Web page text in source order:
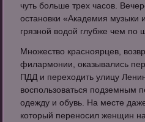
чуть больше трех часов.
остановки «Академия музыки
грязной водой глубже чем по
Множество красноярцев,
филармонии, оказывались
ПДД и переходить улицу
воспользоваться подземным
одежду и обувь. На месте
который переносил женщин